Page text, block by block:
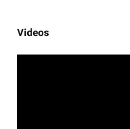
Videos